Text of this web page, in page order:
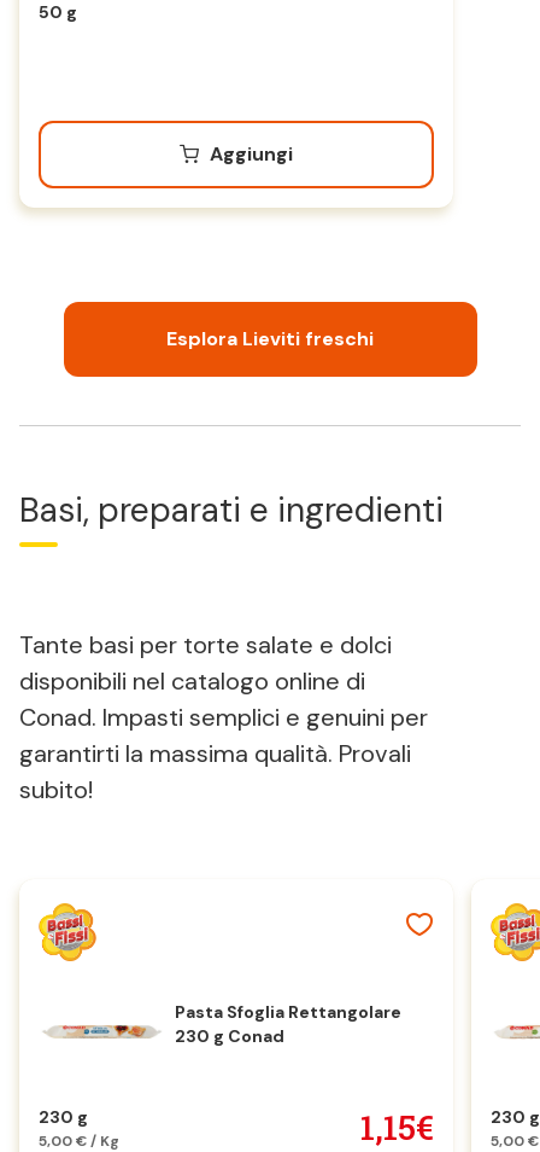
50 g
Aggiungi
Esplora Lieviti freschi
Basi, preparati e ingredienti
Tante basi per torte salate e dolci
disponibili nel catalogo online di
Conad. Impasti semplici e genuini per
garantirti la massima qualità. Provali
subito!
Pasta Sfoglia Rettangolare
230 g Conad
230 g
5,00 € / Kg 1,15€ 230 g
5,00